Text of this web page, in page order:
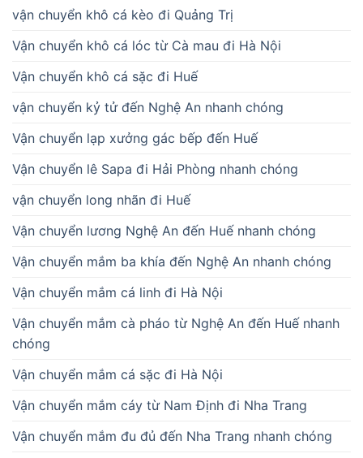
vận chuyển khô cá kèo đi Quảng Trị
Vận chuyển khô cá lóc từ Cà mau đi Hà Nội
Vận chuyển khô cá sặc đi Huế
vận chuyển kỷ tử đến Nghệ An nhanh chóng
Vận chuyển lạp xưởng gác bếp đến Huế
Vận chuyển lê Sapa đi Hải Phòng nhanh chóng
vận chuyển long nhãn đi Huế
Vận chuyển lương Nghệ An đến Huế nhanh chóng
Vận chuyển mắm ba khía đến Nghệ An nhanh chóng
Vận chuyển mắm cá linh đi Hà Nội
Vận chuyển mắm cà pháo từ Nghệ An đến Huế nhanh
chóng
Vận chuyển mắm cá sặc đi Hà Nội
Vận chuyển mắm cáy từ Nam Định đi Nha Trang
Vận chuyển mắm đu đủ đến Nha Trang nhanh chóng